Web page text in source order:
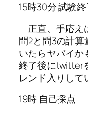
15時30分 試験終
正直、手応え
問2と問3の計
いたらヤバイか
終了後にtwitter
レンド入りして
19時 自己採点